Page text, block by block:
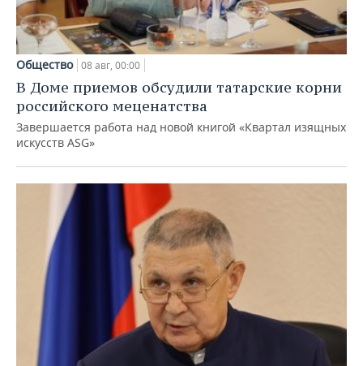
Общество 08 авг, 00:00
В Доме приемов обсудили татарские корни
российского меценатства
Завершается работа над новой книгой «Квартал изящных
искусств ASG»